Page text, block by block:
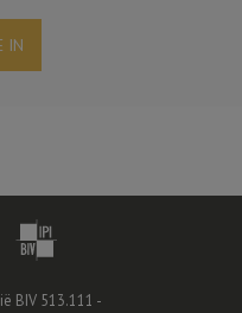
IN
BIV 513.111 -